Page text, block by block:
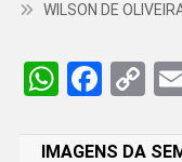
WILSON DE
IMAGENS DA